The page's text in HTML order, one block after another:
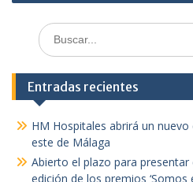
Buscar:
Entradas recientes
HM Hospitales abrirá un
este de Málaga
Abierto el plazo para
edición de los premios ‘Somos